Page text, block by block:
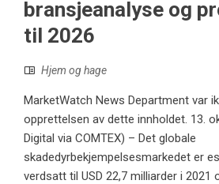
bransjeanalyse og
til 2026
Hjem og hage
MarketWatch News Department var
opprettelsen av dette innholdet. 13.
Digital via COMTEX) – Det globale
skadedyrbekjempelsesmarkedet er
verdsatt til USD 22,7 milliarder i 2021